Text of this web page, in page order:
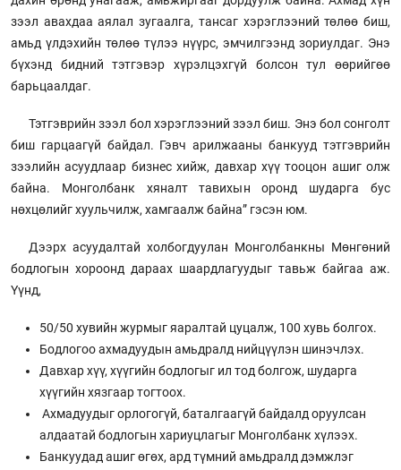
зээл авахдаа аялал зугаалга, тансаг хэрэглээний төлөө биш,
амьд үлдэхийн төлөө түлээ нүүрс, эмчилгээнд зориулдаг. Энэ
бүхэнд бидний тэтгэвэр хүрэлцэхгүй болсон тул өөрийгөө
барьцаалдаг.
Тэтгэврийн зээл бол хэрэглээний зээл биш. Энэ бол сонголт
биш гарцаагүй байдал. Гэвч арилжааны банкууд тэтгэврийн
зээлийн асуудлаар бизнес хийж, давхар хүү тооцон ашиг олж
байна. Монголбанк хяналт тавихын оронд шударга бус
нөхцөлийг хуульчилж, хамгаалж байна” гэсэн юм.
Дээрх асуудалтай холбогдуулан Монголбанкны Мөнгөний
бодлогын хороонд дараах шаардлагуудыг тавьж байгаа аж.
Үүнд,
50/50 хувийн журмыг яаралтай цуцалж, 100 хувь болгох.
Бодлогоо ахмадуудын амьдралд нийцүүлэн шинэчлэх.
Давхар хүү, хүүгийн бодлогыг ил тод болгож, шударга
хүүгийн хязгаар тогтоох.
Ахмадуудыг орлогогүй, баталгаагүй байдалд оруулсан
алдаатай бодлогын хариуцлагыг Монголбанк хүлээх.
Банкуудад ашиг өгөх, ард түмний амьдралд дэмжлэг